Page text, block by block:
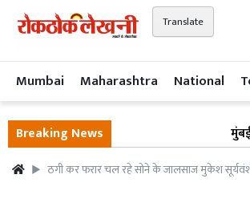
Translate
Mumbai Maharashtra National
Breaking News
ठगी कर फरार चल रहे सोने के जालसाज मुकेश